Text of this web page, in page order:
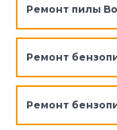
Ремонт пилы
Ремонт
Ремонт